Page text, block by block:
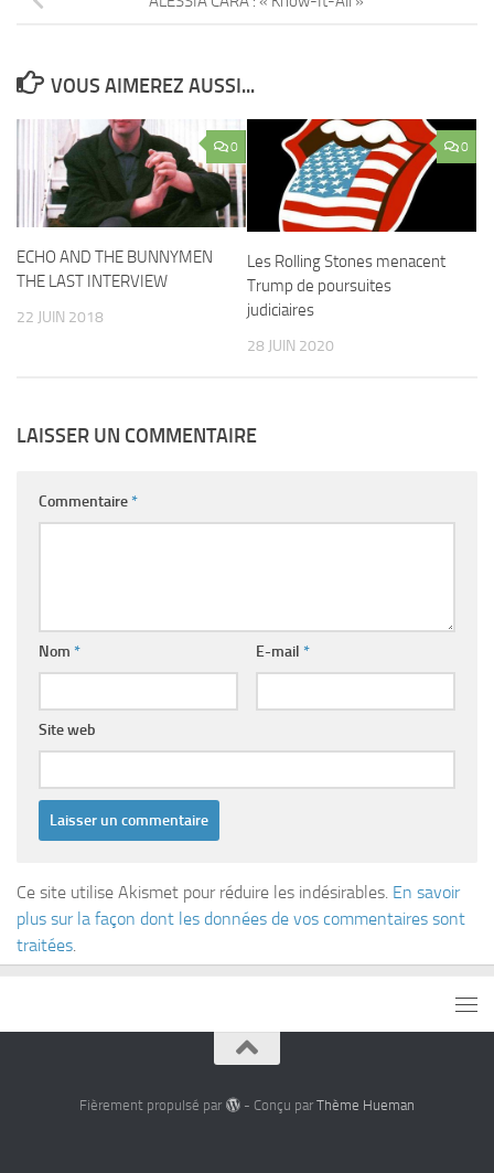
VOUS AIMEREZ AUSSI...
0
ECHO AND THE BUNNYMEN
THE LAST INTERVIEW
22 JUIN 2018
0
Les Rolling Stones menacent
Trump de poursuites
judiciaires
28 JUIN 2020
LAISSER UN COMMENTAIRE
Commentaire*
Nom * E-mail *
Site web
Ce site utilise Akismet pour réduire les indésirables. En savoir
plus sur la façon dont les données de vos commentaires sont
traitées
Fièrement propulsé par - Conçu par Thème Hueman